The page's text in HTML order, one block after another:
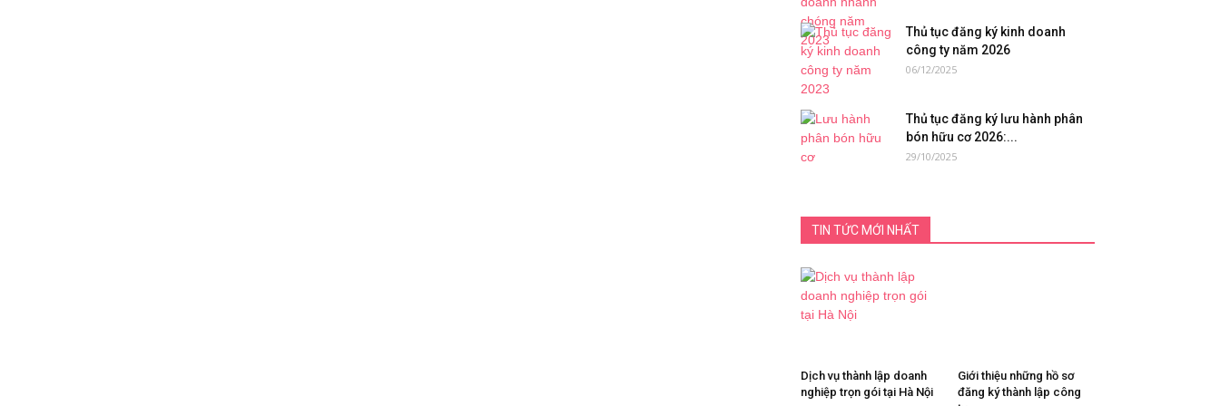
Thủ tục đăng ký kinh doanh
công ty năm 2026
06/12/2025
Thủ tục đăng ký lưu hành phân
bón hữu cơ 2026:...
29/10/2025
TIN TỨC MỚI NHẤT
Dịch vụ thành lập doanh
nghiệp trọn gói tại Hà Nội
Giới thiệu những hồ sơ
đăng ký thành lập công